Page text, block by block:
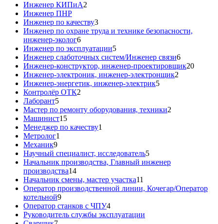
Инженер КИПиА2
Инженер ПНР
Инженер по качеству3
Инженер по охране труда и технике безопасности,
инженер-эколог6
Инженер по эксплуатации5
Инженер слаботочных систем/Инженер связи6
Инженер-конструктор, инженер-проектировщик20
Инженер-электроник, инженер-электронщик2
Инженер-энергетик, инженер-электрик5
Контролёр ОТК2
Лаборант5
Мастер по ремонту оборудования, техники2
Машинист15
Менеджер по качеству1
Метролог1
Механик9
Научный специалист, исследователь5
Начальник производства, Главный инженер
производства14
Начальник смены, мастер участка11
Оператор производственной линии, Кочегар/Оператор
котельной9
Оператор станков с ЧПУ4
Руководитель службы эксплуатации